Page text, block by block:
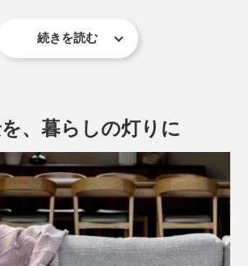
続きを読む
、暮らしの灯りに